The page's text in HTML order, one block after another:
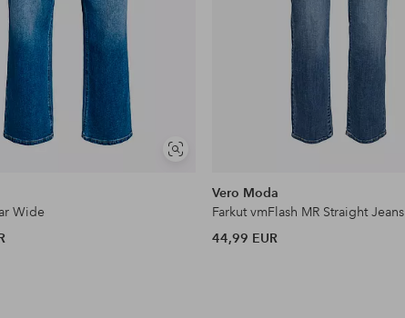
Näytä
Wide
Vero Moda
Farkut vmFlash MR Straight Jeans
44,99 EUR